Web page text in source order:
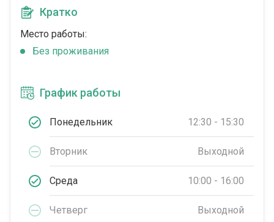
Кратко
Место работы:
Без проживания
График работы
Понедельник 12:30 - 15:30
Вторник Выходной
Среда 10:00 - 16:00
Четверг Выходной